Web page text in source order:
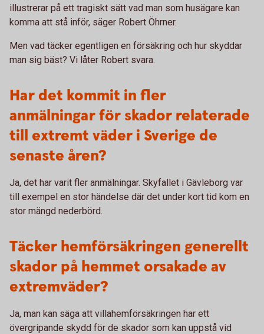
illustrerar på ett tragiskt sätt vad man som husägare kan
komma att stå inför, säger Robert Öhrner.
Men vad täcker egentligen en försäkring och hur skyddar
man sig bäst? Vi låter Robert svara.
Har det kommit in fler
anmälningar för skador relaterade
till extremt väder i Sverige de
senaste åren?
Ja, det har varit fler anmälningar. Skyfallet i Gävleborg var
till exempel en stor händelse där det under kort tid kom en
stor mängd nederbörd.
Täcker hemförsäkringen generellt
skador på hemmet orsakade av
extremväder?
Ja, man kan säga att villahemförsäkringen har ett
övergripande skydd för de skador som kan uppstå vid